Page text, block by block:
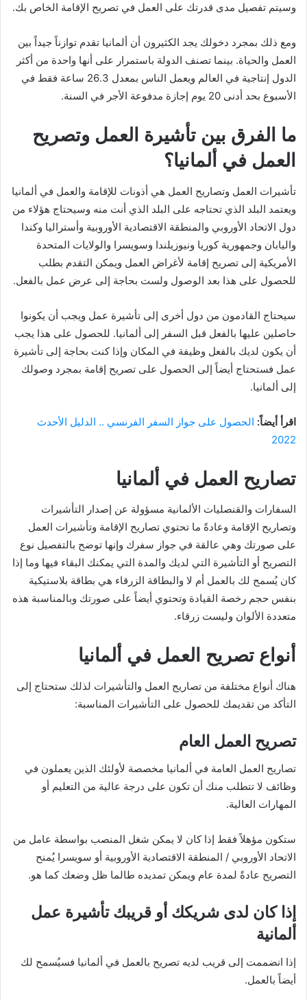
وسيتم تفصيل مدى قدرتك على العمل في تصريح الإقامة الخاص بك.
ومع ذلك بمجرد دخولك يجد الكثيرون أن ألمانيا تقدم توازناً جيداً بين
العمل والحياة. بينما تصنف الدولة باستمرار على أنها واحدة من أكثر
الدول إنتاجية في العالم ويعمل الناس بمعدل 26.3 ساعة فقط في
الأسبوع بحد أدنى 20 يوم إجازة مدفوعة الأجر في السنة.
ما الفرق بين تأشيرة العمل وتصريح
العمل في ألمانيا؟
تأشيرات العمل وتصاريح العمل هي أذونات للإقامة والعمل في ألمانيا
ويعتمد البلد الذي تحتاجه على البلد الذي أنت منه وسيحتاج هؤلاء من
دول الاتحاد الأوروبي والمنطقة الاقتصادية الأوروبية وأستراليا وكندا
واليابان وجمهورية كوريا ونيوزيلندا وسويسرا والولايات المتحدة
الأمريكية إلى تصريح إقامة لأغراض العمل ويمكن التقدم بطلب
للحصول على هذا بعد الوصول ولست بحاجة إلى عرض عمل بالفعل.
سيحتاج القادمون من دول أخرى إلى تأشيرة عمل ويجب أن يكونوا
حاصلين عليها بالفعل قبل السفر إلى ألمانيا. للحصول على هذا يجب
أن يكون لديك بالفعل وظيفة في المكان وإذا كنت بحاجة إلى تأشيرة
عمل فستحتاج أيضاً إلى الحصول على تصريح إقامة بمجرد وصولك
إلى ألمانيا.
اقرأ أيضاً: الحصول على جواز السفر الفرنسي .. الدليل الأحدث
2022
تصاريح العمل في ألمانيا
السفارات والقنصليات الألمانية مسؤولة عن إصدار التأشيرات
وتصاريح الإقامة وعادةً ما تحتوي تصاريح الإقامة وتأشيرات العمل
على صورتك وهي عالقة في جواز سفرك وإنها توضح بالتفصيل نوع
التصريح أو التأشيرة التي لديك والمدة التي يمكنك البقاء فيها وما إذا
كان يُسمح لك بالعمل أم لا والبطاقة الزرقاء هي بطاقة بلاستيكية
بنفس حجم رخصة القيادة وتحتوي أيضاً على صورتك وبالمناسبة هذه
متعددة الألوان وليست زرقاء.
أنواع تصريح العمل في ألمانيا
هناك أنواع مختلفة من تصاريح العمل والتأشيرات لذلك ستحتاج إلى
التأكد من تقديمك للحصول على التأشيرات المناسبة:
تصريح العمل العام
تصاريح العمل العامة في ألمانيا مخصصة لأولئك الذين يعملون في
وظائف لا تتطلب منك أن تكون على درجة عالية من التعليم أو
المهارات العالية.
ستكون مؤهلاً فقط إذا كان لا يمكن شغل المنصب بواسطة عامل من
الاتحاد الأوروبي / المنطقة الاقتصادية الأوروبية أو سويسرا يُمنح
التصريح عادةً لمدة عام ويمكن تمديده طالما ظل وضعك كما هو.
إذا كان لدى شريكك أو قريبك تأشيرة عمل
ألمانية
إذا انضممت إلى قريب لديه تصريح بالعمل في ألمانيا فسيُسمح لك
أيضاً بالعمل.